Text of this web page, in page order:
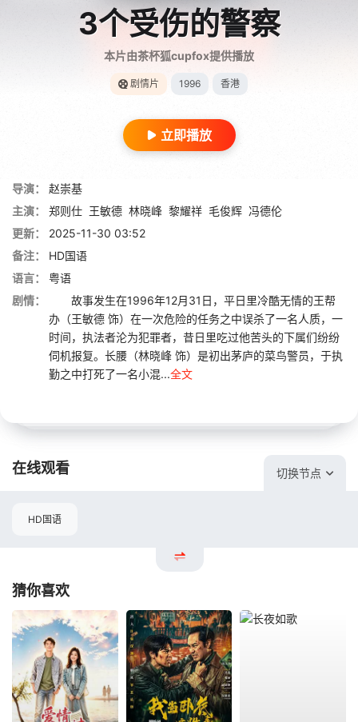
3个受伤的警察
本片由茶杯狐cupfox提供播放
剧情片 1996 香港
立即播放
导演：
赵崇基
主演：
郑则仕 王敏德 林晓峰 黎耀祥 毛俊辉 冯德伦
更新：
2025-11-30 03:52
备注：
HD国语
语言：
粤语
剧情：
故事发生在1996年12月31日，平日里冷酷无情的王帮
办（王敏德 饰）在一次危险的任务之中误杀了一名人质，一
时间，执法者沦为犯罪者，昔日里吃过他苦头的下属们纷纷
伺机报复。长腰（林晓峰 饰）是初出茅庐的菜鸟警员，于执
勤之中打死了一名小混...全文
在线观看 切换节点
HD国语
猜你喜欢